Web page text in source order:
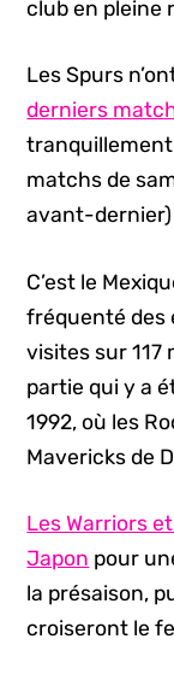
club en pleine
Les Spurs
derniers
matchs de
avant-dernier)
C’est le
fréquenté des
visites sur 117
partie qui y a
1992, où les
Mavericks de
Les Warriors
Japon pour
la présaison,
croiseront le